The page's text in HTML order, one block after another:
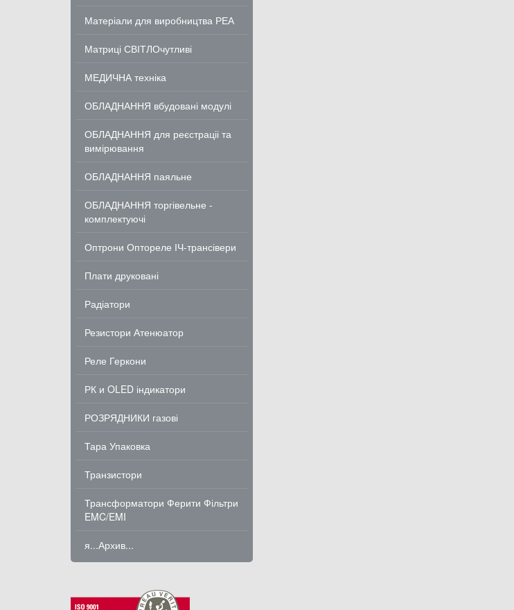
Матеріали для виробництва РЕА
Матриці СВІТЛОчутливі
МЕДИЧНА техніка
ОБЛАДНАННЯ вбудовані модулі
ОБЛАДНАННЯ для реєстраціі та
вимірювання
ОБЛАДНАННЯ паяльне
ОБЛАДНАННЯ торгівельне -
комплектуючі
Оптрони Оптореле ІЧ-трансівери
Плати друковані
Радіатори
Резистори Атенюатор
Реле Геркони
РК и OLED індикатори
РОЗРЯДНИКИ газові
Тара Упаковка
Транзистори
Трансформатори Ферити Фільтри
EMC/EMI
я...Архив...